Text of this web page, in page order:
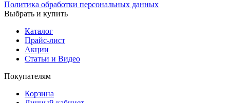
Политика обработки персональных данных
Выбрать и купить
Каталог
Прайс-лист
Акции
Статьи и Видео
Покупателям
Корзина